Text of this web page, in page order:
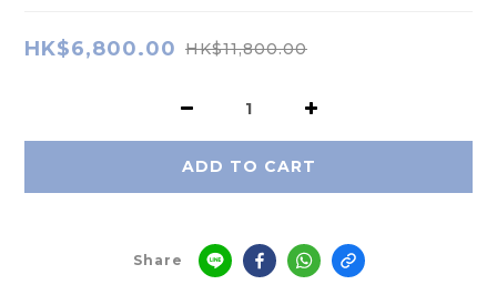
HK$6,800.00 HK$11,800.00
ADD TO CART
Share